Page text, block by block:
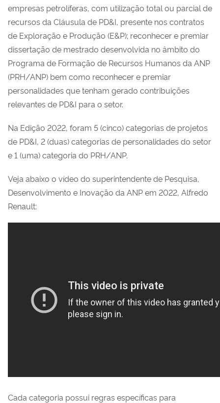
empresas petrolíferas, com utilização total ou parcial de
recursos da Cláusula de PD&I, presente nos contratos
de Exploração e Produção (E&P); reconhecer e premiar
dissertação de mestrado desenvolvida no âmbito do
Programa de Formação de Recursos Humanos da ANP
(PRH/ANP) bem como reconhecer e premiar
personalidades que tenham gerado contribuições
relevantes de PD&I para o setor.
Na Edição 2022, foram 5 (cinco) categorias de projetos
de PD&I, 2 (duas) categorias de personalidades do setor
e 1 (uma) categoria do PRH/ANP.
Veja abaixo o vídeo do superintendente de Pesquisa,
Desenvolvimento e Inovação da ANP em 2022, Alfredo
Renault:
Cada categoria possui regras específicas para